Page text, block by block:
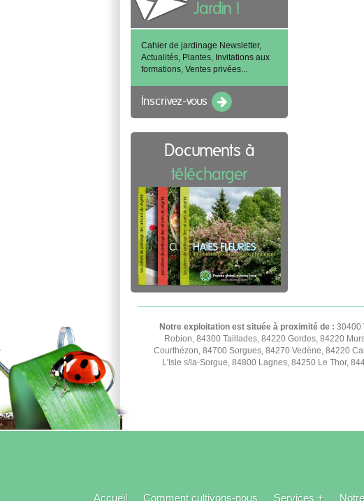
Jardin !
Cahier de jardinage Newsletter,
Actualités, Plantes, Invitations aux
formations, Ventes privées...
Inscrivez-vous
Documents à
télécharger
Notre exploitation est située à proximité de : 30400
Robion, 84300 Taillades, 84220 Gordes, 84220
Courthézon, 84700 Sorgues, 84270 Vedène, 84220
L'Isle s/la-Sorgue, 84800 Lagnes, 84250 Le Thor,
Accueil Comment cultivons-nous Services +